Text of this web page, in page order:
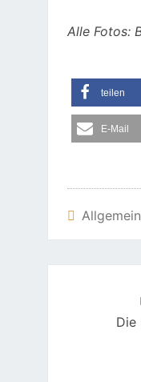
Alle Fotos:
teilen
E-Mail
Allgemein
Die